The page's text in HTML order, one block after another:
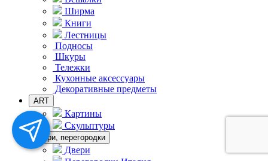
Ширма
Книги
Лестницы
Подносы
Шкуры
Тележки
Кухонные аксессуары
Декоративные предметы
ART
Картины
Скульптуры
Двери, перегородки
Двери